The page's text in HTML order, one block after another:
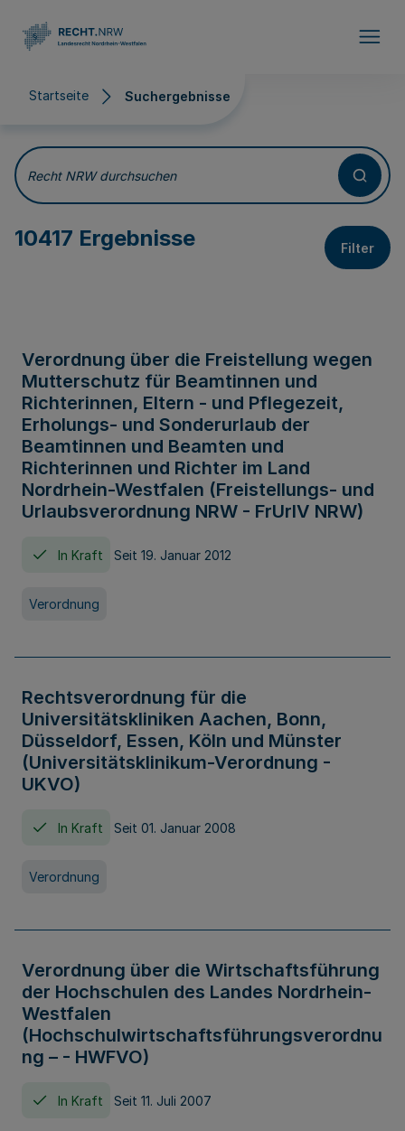
Startseite Suchergebnisse
Suchergebnisse
Recht NRW durchsuchen
10417 Ergebnisse Filter
Verordnung über die Freistellung wegen
Mutterschutz für Beamtinnen und
Richterinnen, Eltern - und Pflegezeit,
Erholungs- und Sonderurlaub der
Beamtinnen und Beamten und
Richterinnen und Richter im Land
Nordrhein-Westfalen (Freistellungs- und
Urlaubsverordnung NRW - FrUrlV NRW)
In Kraft Seit 19. Januar 2012
Verordnung
Rechtsverordnung für die
Universitätskliniken Aachen, Bonn,
Düsseldorf, Essen, Köln und Münster
(Universitätsklinikum-Verordnung -
UKVO)
In Kraft Seit 01. Januar 2008
Verordnung
Verordnung über die Wirtschaftsführung
der Hochschulen des Landes Nordrhein-
Westfalen
(Hochschulwirtschaftsführungsverordnu
ng – - HWFVO)
In Kraft Seit 11. Juli 2007